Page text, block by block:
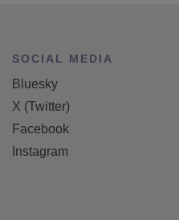
SOCIAL MEDIA
Bluesky
X (Twitter)
Facebook
Instagram